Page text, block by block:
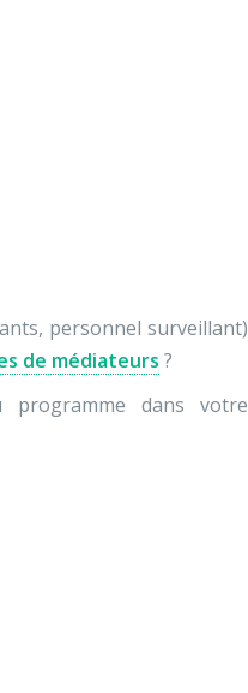
personnel surveillant)
de médiateurs ?
programme dans votre